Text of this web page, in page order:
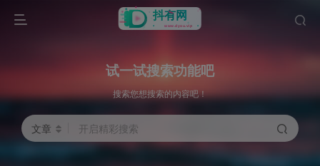
试一试搜索功能吧
搜索您想搜索的内容吧！
文章 开启精彩搜索